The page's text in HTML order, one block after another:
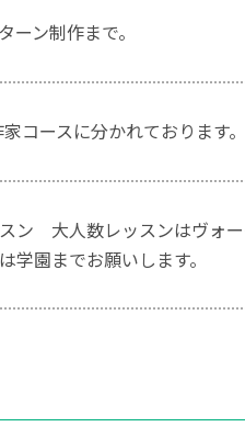
ン制作まで。
コースに分かれております
ン 大人数レッスンはヴォ
園までお願いします。